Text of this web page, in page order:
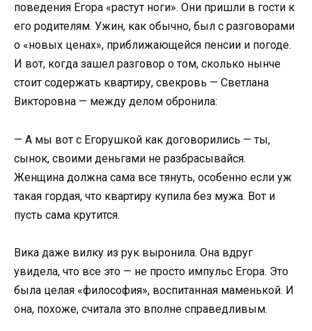
поведения Егора «растут ноги». Они пришли в гости к
его родителям. Ужин, как обычно, был с разговорами
о «новых ценах», приближающейся пенсии и погоде.
И вот, когда зашел разговор о том, сколько нынче
стоит содержать квартиру, свекровь — Светлана
Викторовна — между делом обронила:
— А мы вот с Егорушкой как договорились — ты,
сынок, своими деньгами не разбрасывайся.
Женщина должна сама все тянуть, особенно если уж
такая гордая, что квартиру купила без мужа. Вот и
пусть сама крутится.
Вика даже вилку из рук выронила. Она вдруг
увидела, что все это — не просто импульс Егора. Это
была целая «философия», воспитанная маменькой. И
она, похоже, считала это вполне справедливым.